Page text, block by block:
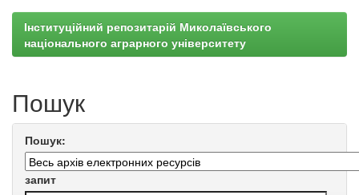
Інституційний репозитарій Миколаївського
національного аграрного університету
Пошук
Пошук:
запит